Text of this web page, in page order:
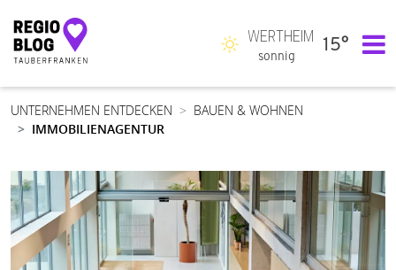
Hauptnavigation
WERTHEIM
sonnig
15°
UNTERNEHMEN ENTDECKEN
BAUEN & WOHNEN
IMMOBILIENAGENTUR